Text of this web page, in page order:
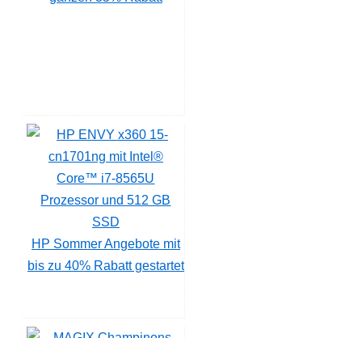
HP Sommer Angebote mit
bis zu 40% Rabatt gestartet